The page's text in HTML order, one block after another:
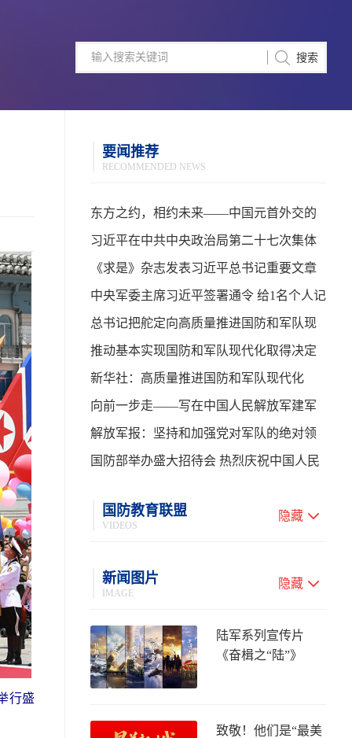
行盛
要闻推荐
RECOMMENDED NEWS
东方之约，相约未来——中国元首外交的
世界情怀与大国气派
习近平在中共中央政治局第二十七次集体
学习时强调 强化政治引领 深化创新发展 高
质量推进国防和军队现代化
《求是》杂志发表习近平总书记重要文章
中央军委主席习近平签署通令 给1名个人记
功
总书记把舵定向高质量推进国防和军队现
代化
推动基本实现国防和军队现代化取得决定
性进展——学习贯彻习主席在中共中央政
治局第二十七次集体学习时的重要讲话
新华社：高质量推进国防和军队现代化
向前一步走——写在中国人民解放军建军
99周年之际
解放军报：坚持和加强党对军队的绝对领
导 高质量推进国防和军队现代化
国防部举办盛大招待会 热烈庆祝中国人民
国防教育联盟
VIDEOS
隐藏
新闻图片
IMAGE
隐藏
陆军系列宣传片
《奋楫之“陆”》
致敬！他们是“最美